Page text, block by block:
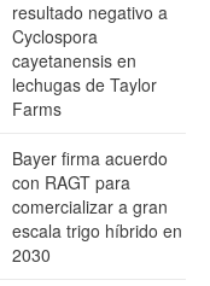
resultado negativo a
Cyclospora
cayetanensis en
lechugas de Taylor
Farms
Bayer firma acuerdo
con RAGT para
comercializar a gran
escala trigo híbrido en
2030